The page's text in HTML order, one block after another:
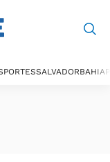
SALVADORBAHIA